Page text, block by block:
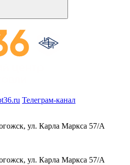
Телеграм-канал
ул. Карла Маркса 57/А
ул. Карла Маркса 57/А